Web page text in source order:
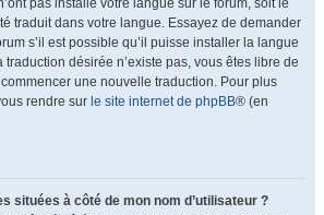
pas installé votre langue sur le forum, soit le
traduit dans votre langue. Essayez de demander
s’il est possible qu’il puisse installer la langue
désirée n’existe pas, vous êtes libre de
une nouvelle traduction. Pour plus
rendre sur le site internet de phpBB® (en
situées à côté de mon nom d’utilisateur ?